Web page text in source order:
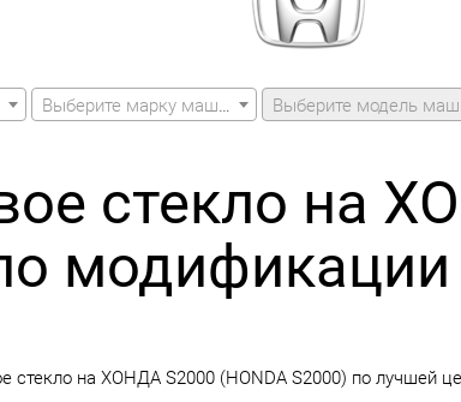
Выберите марку машины Выберите модель
стекло на
модификации
стекло на ХОНДА S2000 (HONDA S2000) по лучшей